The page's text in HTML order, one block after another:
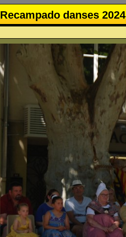
Recampado danses 2024